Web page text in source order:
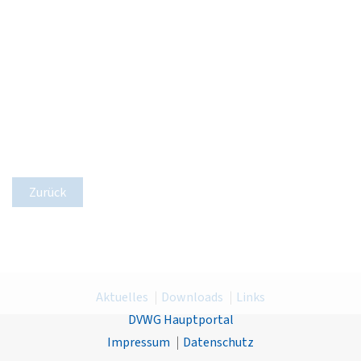
Zurück
Aktuelles Downloads
Links
DVWG Hauptportal
Impressum
Datenschutz